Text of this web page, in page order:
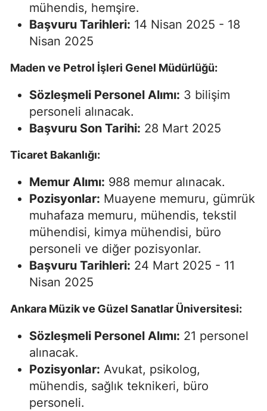
mühendis, hemşire.
Başvuru Tarihleri: 14 Nisan 2025 - 18
Nisan 2025
Maden ve Petrol İşleri Genel Müdürlüğü:
Sözleşmeli Personel Alımı: 3 bilişim
personeli alınacak.
Başvuru Son Tarihi: 28 Mart 2025
Ticaret Bakanlığı:
Memur Alımı: 988 memur alınacak.
Pozisyonlar: Muayene memuru, gümrük
muhafaza memuru, mühendis, tekstil
mühendisi, kimya mühendisi, büro
personeli ve diğer pozisyonlar.
Başvuru Tarihleri: 24 Mart 2025 - 11
Nisan 2025
Ankara Müzik ve Güzel Sanatlar Üniversitesi:
Sözleşmeli Personel Alımı: 21 personel
alınacak.
Pozisyonlar: Avukat, psikolog,
mühendis, sağlık teknikeri, büro
personeli.